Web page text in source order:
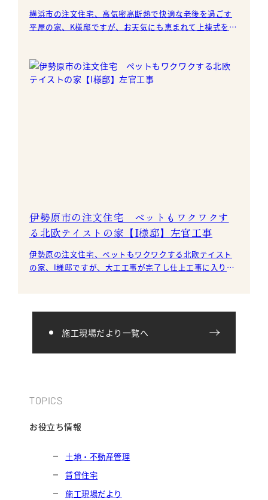
横浜市の注文住宅、高気密高断熱で快適な老後を過ごす
平屋の家、K様邸ですが、お天気にも恵まれて上棟式を実
伊勢原市の注文住宅 ペットもワクワクす
る北欧テイストの家【I様邸】左官工事
伊勢原の注文住宅、ペットもワクワクする北欧テイスト
の家、I様邸ですが、大工工事が完了し仕上工事に入りま
施工現場だより一覧へ
TOPICS
お役立ち情報
土地・不動産管理
賃貸住宅
施工現場だより